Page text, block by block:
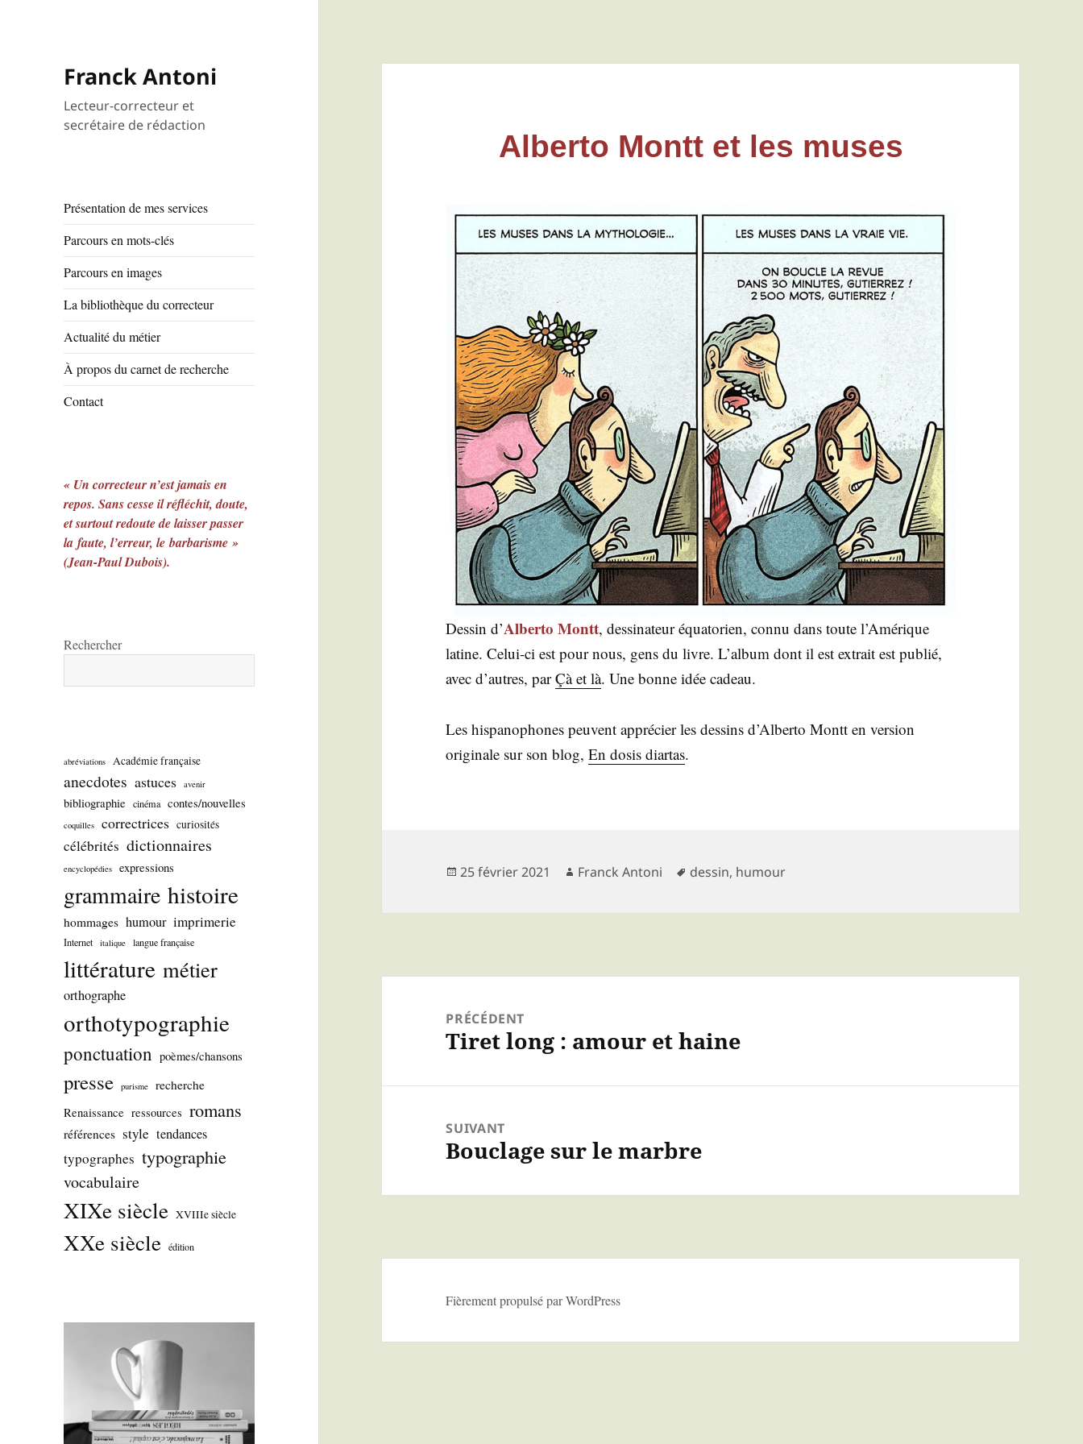
Franck Antoni
Lecteur-correcteur et
secrétaire de rédaction
Présentation de mes services
Parcours en mots-clés
Parcours en images
La bibliothèque du correcteur
Actualité du métier
À propos du carnet de recherche
Contact
« Un correcteur n’est jamais en
repos. Sans cesse il réfléchit, doute,
et surtout redoute de laisser passer
la faute, l’erreur, le barbarisme »
(Jean-Paul Dubois).
Rechercher
abréviations Académie française
anecdotes astuces avenir
bibliographie cinéma contes/nouvelles
coquilles correctrices curiosités
célébrités dictionnaires
encyclopédies expressions
grammaire histoire
hommages humour imprimerie
Internet italique langue française
littérature métier
orthographe
orthotypographie
ponctuation poèmes/chansons
presse purisme
recherche
Renaissance ressources romans
références style tendances
typographes typographie
vocabulaire
XIXe siècle XVIIIe siècle
XXe siècle édition
Alberto Montt et les muses
Des­sin d’Alber­to Montt, des­si­na­teur équa­to­rien, connu dans toute l’A­mé­rique
latine. Celui-ci est pour nous, gens du livre. L’al­bum dont il est extrait est publié,
avec d’autres, parÇà et là. Une bonne idée cadeau.
Les his­pa­no­phones peuvent appré­cier les des­sins d’Al­ber­to Montt en ver­sion
ori­gi­nale sur son blog,En dosis diar­tas.
Publié
25 février 2021 Auteur
Franck Antoni
Mots-
dessin, humour
PRÉCÉDENT
Article
Tiret long : amour et haine
SUIVANT
Article
Bouclage sur le marbre
Fièrement propulsé par WordPress